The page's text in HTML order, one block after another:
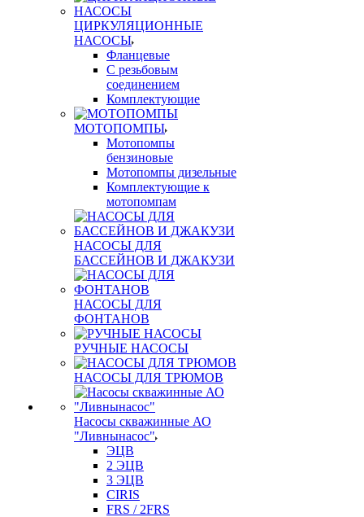
ЦИРКУЛЯЦИОННЫЕ
НАСОСЫ
Фланцевые
С резьбовым
соединением
Комплектующие
МОТОПОМПЫ
Мотопомпы
бензиновые
Мотопомпы дизельные
Комплектующие к
мотопомпам
НАСОСЫ ДЛЯ
БАССЕЙНОВ И ДЖАКУЗИ
НАСОСЫ ДЛЯ
ФОНТАНОВ
РУЧНЫЕ НАСОСЫ
НАСОСЫ ДЛЯ ТРЮМОВ
Насосы скважинные АО
"Ливнынасос"
ЭЦВ
2 ЭЦВ
3 ЭЦВ
CIRIS
FRS / 2FRS